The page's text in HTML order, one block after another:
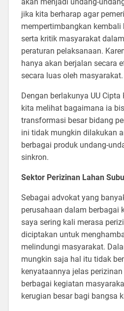
jika kita berharap agar
mempertimbangkan kembali
serta kritik masyarakat
peraturan pelaksanaan.
hanya akan berjalan secara
secara luas oleh masyarakat.
Dengan berlakunya UU
kita melihat bagaimana ia
transformasi besar bidang
ini tidak mungkin dilakukan
berbagai produk undang-
sinkron.
Sektor Perizinan Lahan
Sebagai advokat yang
perusahaan dalam berbagai
saya sering kali merasa
diciptakan untuk
melindungi masyarakat.
mungkin saja hal itu tidak
kenyataannya jelas
berbagai kegiatan
kerugian besar bagi bangsa